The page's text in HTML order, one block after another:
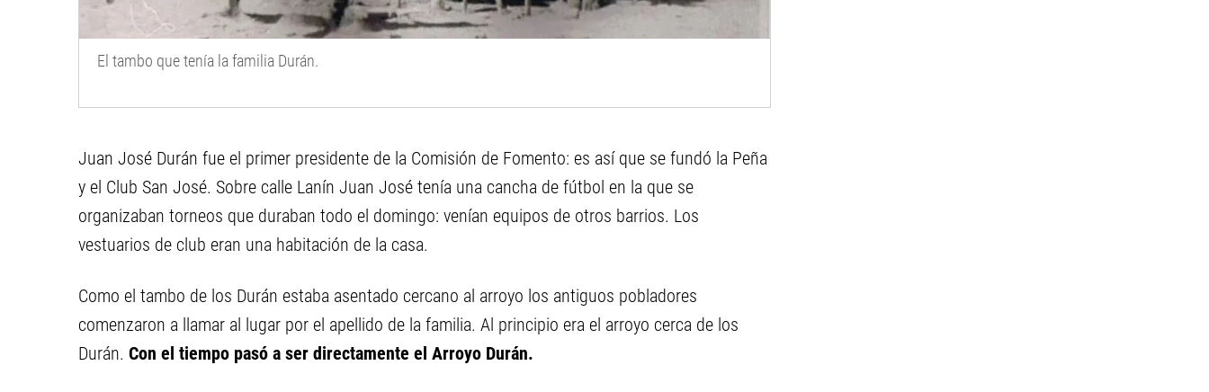
El tambo que tenía la familia Durán.
Juan José Durán fue el primer presidente de la Comisión de Fomento: es así que se fundó la Peña
y el Club San José. Sobre calle Lanín Juan José tenía una cancha de fútbol en la que se
organizaban torneos que duraban todo el domingo: venían equipos de otros barrios. Los
vestuarios de club eran una habitación de la casa.
Como el tambo de los Durán estaba asentado cercano al arroyo los antiguos pobladores
comenzaron a llamar al lugar por el apellido de la familia. Al principio era el arroyo cerca de los
Durán. Con el tiempo pasó a ser directamente el Arroyo Durán.